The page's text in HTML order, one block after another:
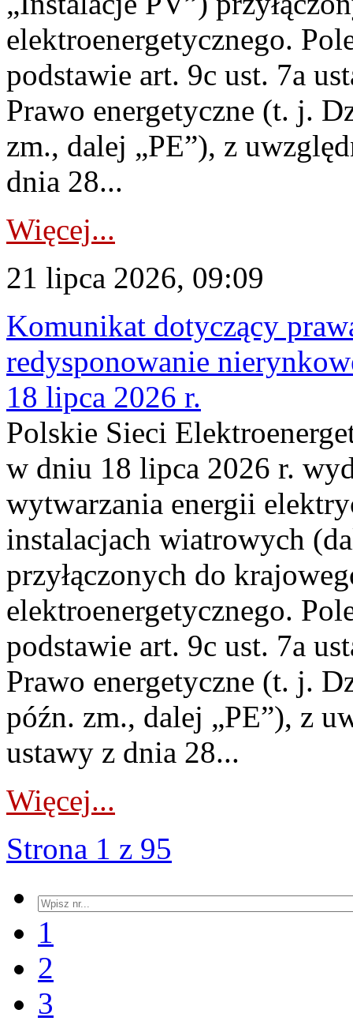
elektroenergetycznego.
podstawie art. 9c ust. 7a
Prawo energetyczne (t. j.
zm., dalej „PE”), z
dnia 28...
Więcej...
21 lipca 2026, 09:09
Komunikat dotyczący
redysponowanie
18 lipca 2026 r.
Polskie Sieci
w dniu 18 lipca 2026 r.
wytwarzania energii
instalacjach wiatrowych
przyłączonych do
elektroenergetycznego.
podstawie art. 9c ust. 7a
Prawo energetyczne (t. j.
późn. zm., dalej „PE”), z
ustawy z dnia 28...
Więcej...
Strona 1 z 95
1
2
3